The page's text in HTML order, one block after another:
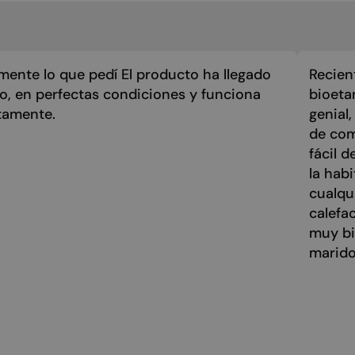
lo que pedí El producto ha llegado
en perfectas condiciones y funciona
de
fácil
la
muy